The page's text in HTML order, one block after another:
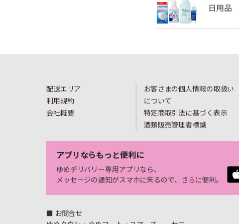
配送エリア
利用規約
会社概要
お客さまの個人情報の取扱い
について
特定商取引法に基づく表示
酒類販売管理者標識
アプリならもっと便利に
ゆめデリバリー専用アプリなら、
メッセージの通知がスマホに来るので、さらに便利。
■ お問合せ